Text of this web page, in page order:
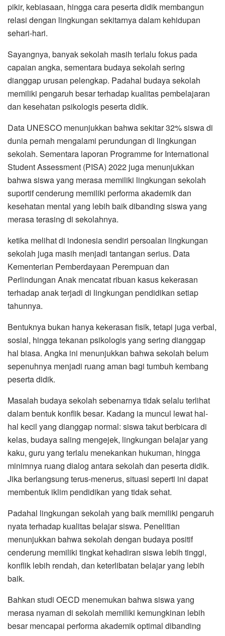
pikir, kebiasaan, hingga cara peserta didik membangun
relasi dengan lingkungan sekitarnya dalam kehidupan
sehari-hari.
Sayangnya, banyak sekolah masih terlalu fokus pada
capaian angka, sementara budaya sekolah sering
dianggap urusan pelengkap. Padahal budaya sekolah
memiliki pengaruh besar terhadap kualitas pembelajaran
dan kesehatan psikologis peserta didik.
Data UNESCO menunjukkan bahwa sekitar 32% siswa di
dunia pernah mengalami perundungan di lingkungan
sekolah. Sementara laporan Programme for International
Student Assessment (PISA) 2022 juga menunjukkan
bahwa siswa yang merasa memiliki lingkungan sekolah
suportif cenderung memiliki performa akademik dan
kesehatan mental yang lebih baik dibanding siswa yang
merasa terasing di sekolahnya.
ketika melihat di indonesia sendiri persoalan lingkungan
sekolah juga masih menjadi tantangan serius. Data
Kementerian Pemberdayaan Perempuan dan
Perlindungan Anak mencatat ribuan kasus kekerasan
terhadap anak terjadi di lingkungan pendidikan setiap
tahunnya.
Bentuknya bukan hanya kekerasan fisik, tetapi juga verbal,
sosial, hingga tekanan psikologis yang sering dianggap
hal biasa. Angka ini menunjukkan bahwa sekolah belum
sepenuhnya menjadi ruang aman bagi tumbuh kembang
peserta didik.
Masalah budaya sekolah sebenarnya tidak selalu terlihat
dalam bentuk konflik besar. Kadang ia muncul lewat hal-
hal kecil yang dianggap normal: siswa takut berbicara di
kelas, budaya saling mengejek, lingkungan belajar yang
kaku, guru yang terlalu menekankan hukuman, hingga
minimnya ruang dialog antara sekolah dan peserta didik.
Jika berlangsung terus-menerus, situasi seperti ini dapat
membentuk iklim pendidikan yang tidak sehat.
Padahal lingkungan sekolah yang baik memiliki pengaruh
nyata terhadap kualitas belajar siswa. Penelitian
menunjukkan bahwa sekolah dengan budaya positif
cenderung memiliki tingkat kehadiran siswa lebih tinggi,
konflik lebih rendah, dan keterlibatan belajar yang lebih
baik.
Bahkan studi OECD menemukan bahwa siswa yang
merasa nyaman di sekolah memiliki kemungkinan lebih
besar mencapai performa akademik optimal dibanding